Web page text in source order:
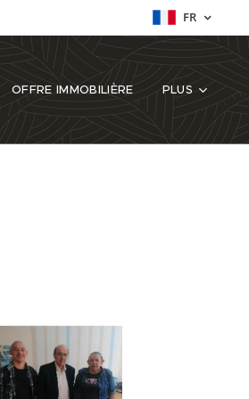
FR
OFFRE IMMOBILIÈRE PLUS